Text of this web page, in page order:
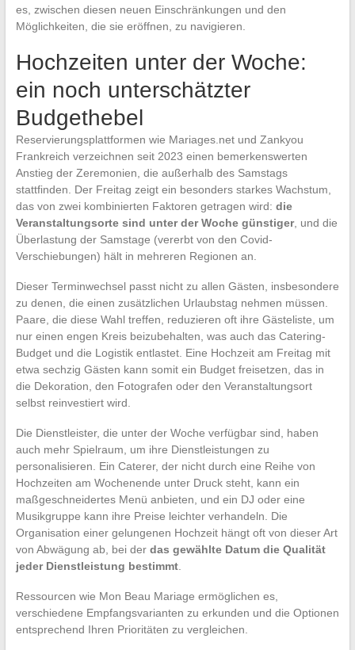
es, zwischen diesen neuen Einschränkungen und den
Möglichkeiten, die sie eröffnen, zu navigieren.
Hochzeiten unter der Woche:
ein noch unterschätzter
Budgethebel
Reservierungsplattformen wie Mariages.net und Zankyou
Frankreich verzeichnen seit 2023 einen bemerkenswerten
Anstieg der Zeremonien, die außerhalb des Samstags
stattfinden. Der Freitag zeigt ein besonders starkes Wachstum,
das von zwei kombinierten Faktoren getragen wird: die
Veranstaltungsorte sind unter der Woche günstiger, und die
Überlastung der Samstage (vererbt von den Covid-
Verschiebungen) hält in mehreren Regionen an.
Dieser Terminwechsel passt nicht zu allen Gästen, insbesondere
zu denen, die einen zusätzlichen Urlaubstag nehmen müssen.
Paare, die diese Wahl treffen, reduzieren oft ihre Gästeliste, um
nur einen engen Kreis beizubehalten, was auch das Catering-
Budget und die Logistik entlastet. Eine Hochzeit am Freitag mit
etwa sechzig Gästen kann somit ein Budget freisetzen, das in
die Dekoration, den Fotografen oder den Veranstaltungsort
selbst reinvestiert wird.
Die Dienstleister, die unter der Woche verfügbar sind, haben
auch mehr Spielraum, um ihre Dienstleistungen zu
personalisieren. Ein Caterer, der nicht durch eine Reihe von
Hochzeiten am Wochenende unter Druck steht, kann ein
maßgeschneidertes Menü anbieten, und ein DJ oder eine
Musikgruppe kann ihre Preise leichter verhandeln. Die
Organisation einer gelungenen Hochzeit hängt oft von dieser Art
von Abwägung ab, bei der das gewählte Datum die Qualität
jeder Dienstleistung bestimmt.
Ressourcen wie Mon Beau Mariage ermöglichen es,
verschiedene Empfangsvarianten zu erkunden und die Optionen
entsprechend Ihren Prioritäten zu vergleichen.